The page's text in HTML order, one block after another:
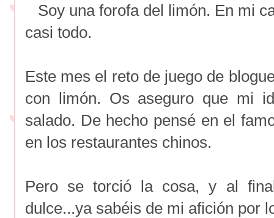
Soy una forofa del limón. En mi
casi todo.
Este mes el reto de juego de
con limón. Os aseguro que mi
salado. De hecho pensé en el
en los restaurantes chinos.
Pero se torció la cosa, y al
dulce...ya sabéis de mi afición por